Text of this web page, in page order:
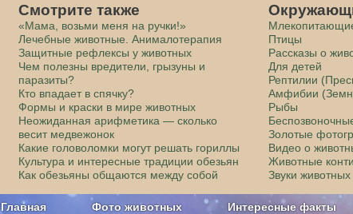
Смотрите также
«Мама, возьми меня на ручки!»
Лечебные животные. Анималотерапия
Защитные рефлексы у животных
Чем полезны вредители, грызуны и
паразиты?
Кто впадает в спячку?
Формы и краски в мире животных
Неожиданная арифметика — сколько
весит медвежонок
Какие головоломки могут решать гориллы
Культура и интересные традиции обезьян
Как обезьяны общаются между собой
Птицы
Рассказы о
Для детей
Рептилии
Амфибии
Рыбы
Золотые
Видео о
Животные
Звуки животных
Главная Фото животных Интересные факты